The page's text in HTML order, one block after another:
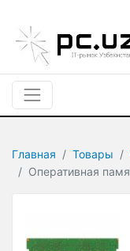
Главная Товары
Оперативная